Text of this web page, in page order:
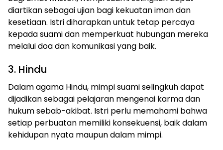
diartikan sebagai ujian bagi kekuatan iman dan
kesetiaan. Istri diharapkan untuk tetap percaya
kepada suami dan memperkuat hubungan mereka
melalui doa dan komunikasi yang baik.
3. Hindu
Dalam agama Hindu, mimpi suami selingkuh dapat
dijadikan sebagai pelajaran mengenai karma dan
hukum sebab-akibat. Istri perlu memahami bahwa
setiap perbuatan memiliki konsekuensi, baik dalam
kehidupan nyata maupun dalam mimpi.